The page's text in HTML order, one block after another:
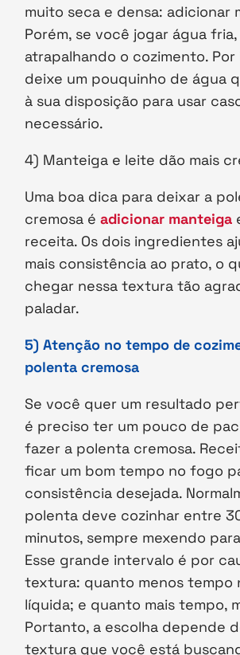
muito seca e densa: adicionar
Porém, se você jogar água
atrapalhando o cozimento. Por
deixe um pouquinho de água
à sua disposição para usar
necessário.
4) Manteiga e leite dão mais
Uma boa dica para deixar a
cremosa éadicionar manteiga
receita. Os dois ingredientes
mais consistência ao prato, o
chegar nessa textura tão
paladar.
5) Atenção no tempo de
polenta cremosa
Se você quer um resultado
é preciso ter um pouco de
fazer a polenta cremosa.
ficar um bom tempo no fogo
consistência desejada.
polenta deve cozinhar entre
minutos, sempre mexendo
Esse grande intervalo é por
textura: quanto menos tempo
líquida; e quanto mais tempo,
Portanto, a escolha depende
textura que você está